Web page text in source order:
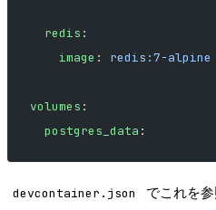
  redis
:
    image
: redis:7-alpine
volumes :
  postgres_data
:
devcontainer.json でこれを参